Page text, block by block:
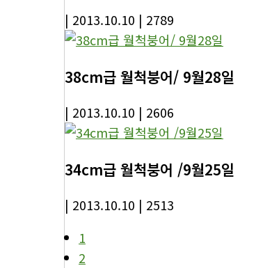
| 2013.10.10 | 2789
38cm급 월척붕어/ 9월28일
| 2013.10.10 | 2606
34cm급 월척붕어 /9월25일
| 2013.10.10 | 2513
1
2